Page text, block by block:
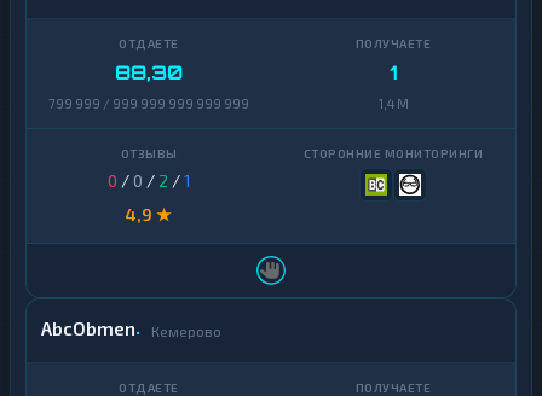
88,30
799 999 / 999 999 999 999 999
1
1,4 M
0 / 0 / 2 /1
4,9 ★
AbcObmen Кемерово